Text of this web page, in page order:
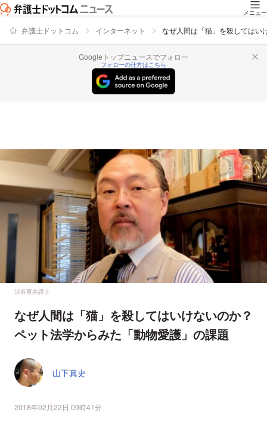
メニュー
弁護士ドットコム インターネット なぜ人間は「猫」を殺してはい
Googleトップニュースでフォロー
フォローの仕方はこちら
渋谷寛弁護士
なぜ人間は「猫」を殺してはいけないのか？
ペット法学からみた「動物愛護」の課題
山下真史
2018年02月22日 09時47分